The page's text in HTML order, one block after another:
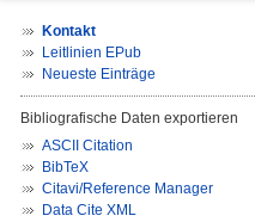
Kontakt
Leitlinien EPub
Neueste Einträge
Bibliografische Daten exportieren
ASCII Citation
BibTeX
Citavi/Reference Manager
Data Cite XML